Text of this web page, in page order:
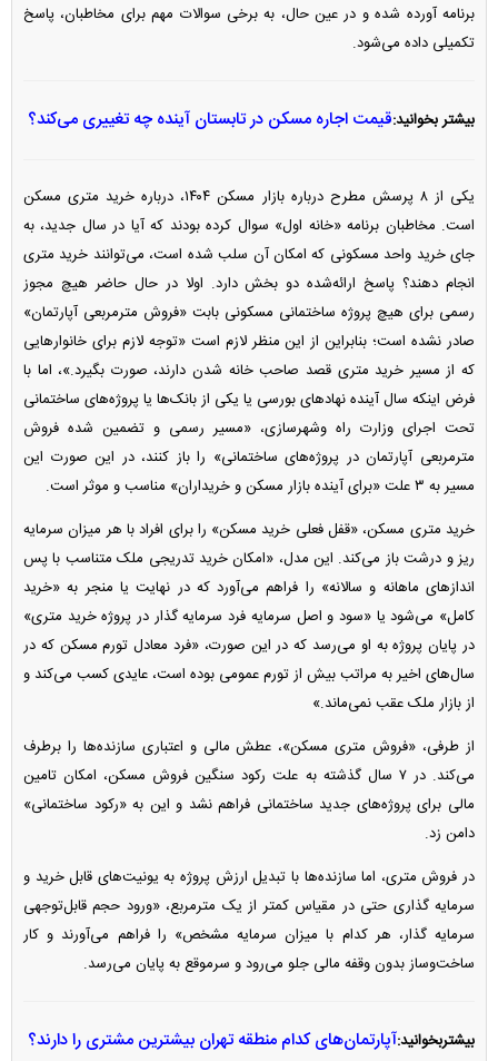
برنامه آورده شده و در عین حال، به برخی سوالات مهم برای مخاطبان، پاسخ
تکمیلی داده می‌شود.
بیشتر بخوانید:قیمت اجاره مسکن در تابستان آینده چه تغییری می‌کند؟
یکی از ۸ پرسش مطرح درباره بازار مسکن ۱۴۰۴، درباره خرید متری مسکن
است. مخاطبان برنامه «خانه اول» سوال کرده بودند که آیا در سال جدید، به
جای خرید واحد مسکونی که امکان آن سلب شده است، می‌توانند خرید متری
انجام دهند؟ پاسخ ارائه‌شده دو بخش دارد. اولا در حال حاضر هیچ مجوز
رسمی برای هیچ پروژه ساختمانی مسکونی بابت «فروش مترمربعی آپارتمان»
صادر نشده است؛ بنابراین از این منظر لازم است «توجه لازم برای خانوار‌هایی
که از مسیر خرید متری قصد صاحب خانه شدن دارند، صورت بگیرد.»، اما با
فرض اینکه سال آینده نهاد‌های بورسی یا یکی از بانک‌ها یا پروژه‌های ساختمانی
تحت اجرای وزارت راه وشهرسازی، «مسیر رسمی و تضمین شده فروش
مترمربعی آپارتمان در پروژه‌های ساختمانی» را باز کنند، در این صورت این
مسیر به ۳ علت «برای آینده بازار مسکن و خریداران» مناسب و موثر است.
خرید متری مسکن، «قفل فعلی خرید مسکن» را برای افراد با هر میزان سرمایه
ریز و درشت باز می‌کند. این مدل، «امکان خرید تدریجی ملک متناسب با پس
انداز‌های ماهانه و سالانه» را فراهم می‌آورد که در نهایت یا منجر به «خرید
کامل» می‌شود یا «سود و اصل سرمایه فرد سرمایه گذار در پروژه خرید متری»
در پایان پروژه به او می‌رسد که در این صورت، «فرد معادل تورم مسکن که در
سال‌های اخیر به مراتب بیش از تورم عمومی بوده است، عایدی کسب می‌کند و
از بازار ملک عقب نمی‌ماند.»
از طرفی، «فروش متری مسکن»، عطش مالی و اعتباری سازنده‌ها را برطرف
می‌کند. در ۷ سال گذشته به علت رکود سنگین فروش مسکن، امکان تامین
مالی برای پروژه‌های جدید ساختمانی فراهم نشد و این به «رکود ساختمانی»
دامن زد.
در فروش متری، اما سازنده‌ها با تبدیل ارزش پروژه به یونیت‌های قابل خرید و
سرمایه گذاری حتی در مقیاس کمتر از یک مترمربع، «ورود حجم قابل‌توجهی
سرمایه گذار، هر کدام با میزان سرمایه مشخص» را فراهم می‌آورند و کار
ساخت‌وساز بدون وقفه مالی جلو می‌رود و سرموقع به پایان می‌رسد.
بیشتربخوانید:آپارتمان‌های کدام منطقه تهران بیشترین مشتری را دارند؟